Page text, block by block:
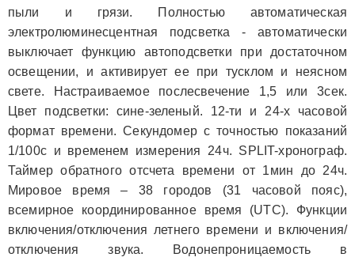
пыли и грязи. Полностью автоматическая
электролюминесцентная подсветка - автоматически
выключает функцию автоподсветки при достаточном
освещении, и активирует ее при тусклом и неясном
свете. Настраиваемое послесвечение 1,5 или 3сек.
Цвет подсветки: сине-зеленый. 12-ти и 24-х часовой
формат времени. Секундомер с точностью показаний
1/100с и временем измерения 24ч. SPLIT-хронограф.
Таймер обратного отсчета времени от 1мин до 24ч.
Мировое время – 38 городов (31 часовой пояс),
всемирное координированное время (UTC). Функции
включения/отключения летнего времени и включения/
отключения звука. Водонепроницаемость в